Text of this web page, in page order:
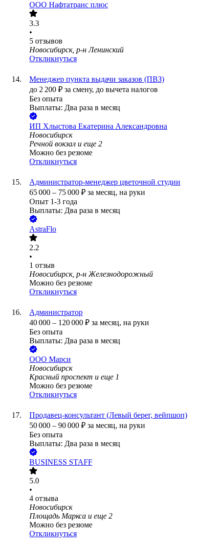
ООО Нафтатранс плюс
3.3
•
5 отзывов
Новосибирск, р-н Ленинский
Откликнуться
Менеджер пункта выдачи заказов (ПВЗ)
до 2 200 ₽ за смену, до вычета налогов
Без опыта
Выплаты: Два раза в месяц
ИП Хлыстова Екатерина Александровна
Новосибирск
Речной вокзал и еще 2
Можно без резюме
Откликнуться
Администратор-менеджер цветочной студии
65 000 – 75 000 ₽ за месяц, на руки
Опыт 1-3 года
Выплаты: Два раза в месяц
AstraFlo
2.2
•
1 отзыв
Новосибирск, р-н Железнодорожный
Можно без резюме
Откликнуться
Администратор
40 000 – 120 000 ₽ за месяц, на руки
Без опыта
Выплаты: Два раза в месяц
ООО Марси
Новосибирск
Красный проспект и еще 1
Можно без резюме
Откликнуться
Продавец-консультант (Левый берег, вейпшоп)
50 000 – 90 000 ₽ за месяц, на руки
Без опыта
Выплаты: Два раза в месяц
BUSINESS STAFF
5.0
•
4 отзыва
Новосибирск
Площадь Маркса и еще 2
Можно без резюме
Откликнуться